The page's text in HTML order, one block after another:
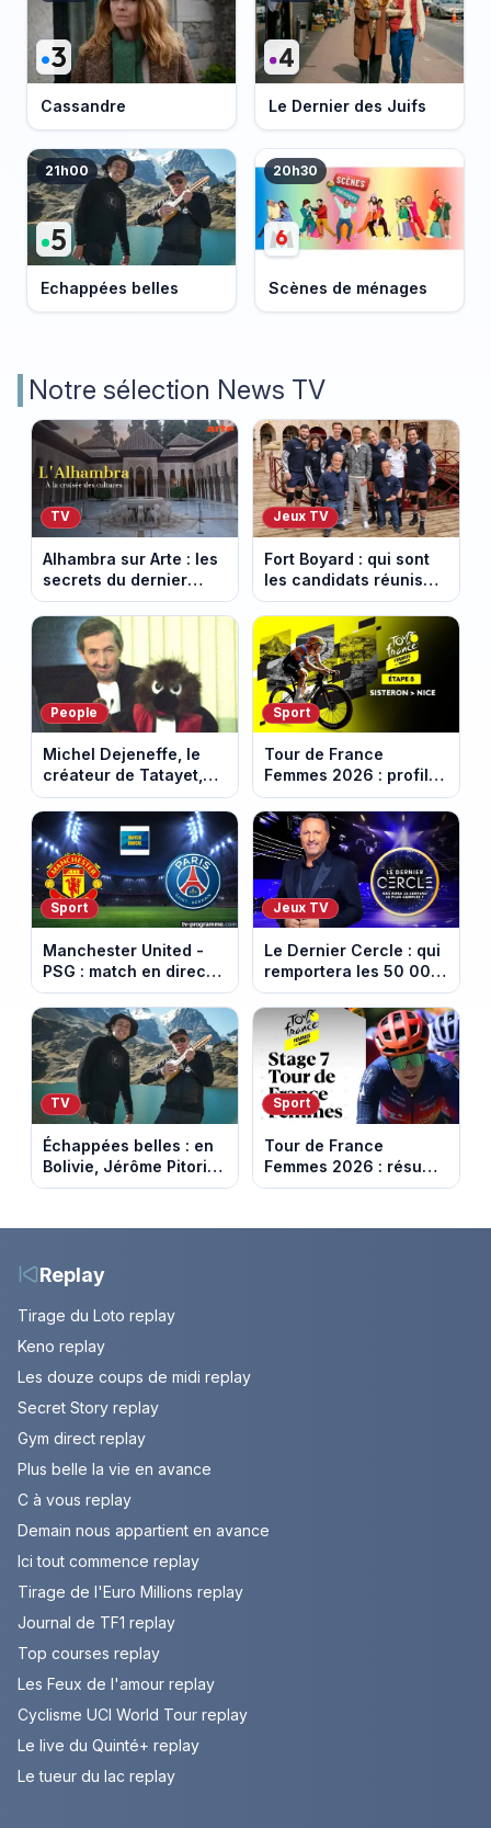
Cassandre Le Dernier des Juifs
21h00
Echappées belles
20h30
Scènes de ménages
Notre sélection News TV
TV
Alhambra sur Arte : les
secrets du dernier
sultanat musulman
d’Espagne
Jeux TV
Fort Boyard : qui sont
les candidats réunis
par Cyril Féraud ce
samedi 8 août 2026 ?
People
Michel Dejeneffe, le
créateur de Tatayet,
est mort à 77 ans
Sport
Tour de France
Femmes 2026 : profil
et horaires de la 8e
étape entre Sisteron et
Nice
Sport
Manchester United -
PSG : match en direct
sur beIN Sports 1 à
17h00
Jeux TV
Le Dernier Cercle : qui
remportera les 50 000
euros face aux
personnalités ?
TV
Échappées belles : en
Bolivie, Jérôme Pitorin
découvre un pays où
mérite
Sport
Tour de France
Femmes 2026 : résumé
vidéo de la 7e étape
Mont Ventoux
Replay
Tirage du Loto replay
Keno replay
Les douze coups de midi replay
Secret Story replay
Gym direct replay
Plus belle la vie en avance
C à vous replay
Demain nous appartient en avance
Ici tout commence replay
Tirage de l'Euro Millions replay
Journal de TF1 replay
Top courses replay
Les Feux de l'amour replay
Cyclisme UCI World Tour replay
Le live du Quinté+ replay
Le tueur du lac replay